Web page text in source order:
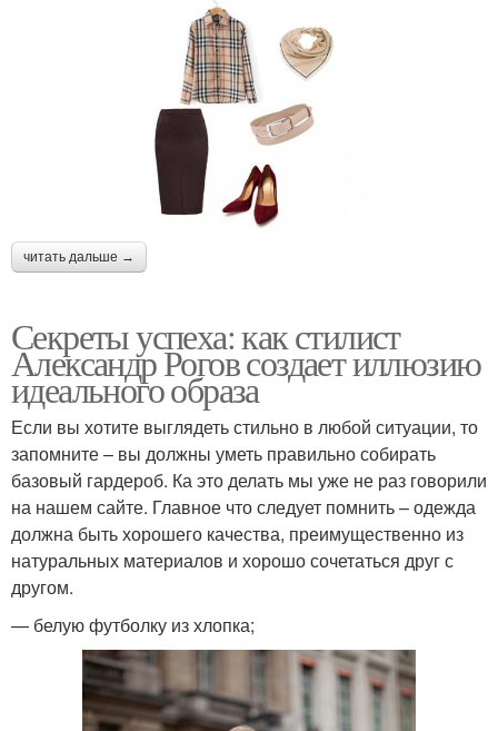
читать дальше →
Секреты успеха: как стилист
Александр Рогов создает иллюзию
идеального образа
Если вы хотите выглядеть стильно в любой ситуации, то
запомните – вы должны уметь правильно собирать
базовый гардероб. Ка это делать мы уже не раз говорили
на нашем сайте. Главное что следует помнить – одежда
должна быть хорошего качества, преимущественно из
натуральных материалов и хорошо сочетаться друг с
другом.
— белую футболку из хлопка;